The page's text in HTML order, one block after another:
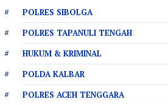
POLRES SIBOLGA
POLRES TAPANULI TENGAH
HUKUM & KRIMINAL
POLDA KALBAR
POLRES ACEH TENGGARA